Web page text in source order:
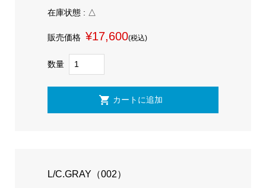
在庫状態 : △
販売価格 ¥17,600(税込)
数量
L/C.GRAY（002）